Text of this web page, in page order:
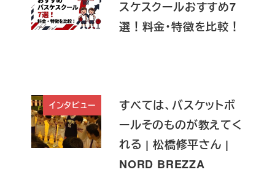
スケスクールおすすめ7
選！料金・特徴を比較！
インタビュー
すべては、バスケットボ
ールそのものが教えてく
れる | 松橋修平さん |
NORD BREZZA